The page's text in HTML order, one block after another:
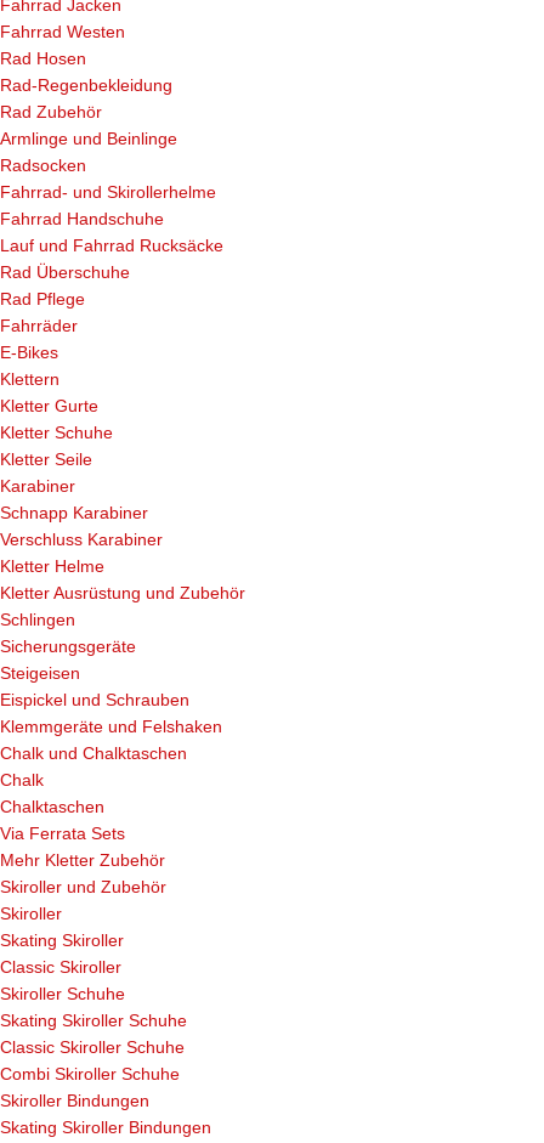
Fahrrad Jacken
Fahrrad Westen
Rad Hosen
Rad-Regenbekleidung
Rad Zubehör
Armlinge und Beinlinge
Radsocken
Fahrrad- und Skirollerhelme
Fahrrad Handschuhe
Lauf und Fahrrad Rucksäcke
Rad Überschuhe
Rad Pflege
Fahrräder
E-Bikes
Klettern
Kletter Gurte
Kletter Schuhe
Kletter Seile
Karabiner
Schnapp Karabiner
Verschluss Karabiner
Kletter Helme
Kletter Ausrüstung und Zubehör
Schlingen
Sicherungsgeräte
Steigeisen
Eispickel und Schrauben
Klemmgeräte und Felshaken
Chalk und Chalktaschen
Chalk
Chalktaschen
Via Ferrata Sets
Mehr Kletter Zubehör
Skiroller und Zubehör
Skiroller
Skating Skiroller
Classic Skiroller
Skiroller Schuhe
Skating Skiroller Schuhe
Classic Skiroller Schuhe
Combi Skiroller Schuhe
Skiroller Bindungen
Skating Skiroller Bindungen